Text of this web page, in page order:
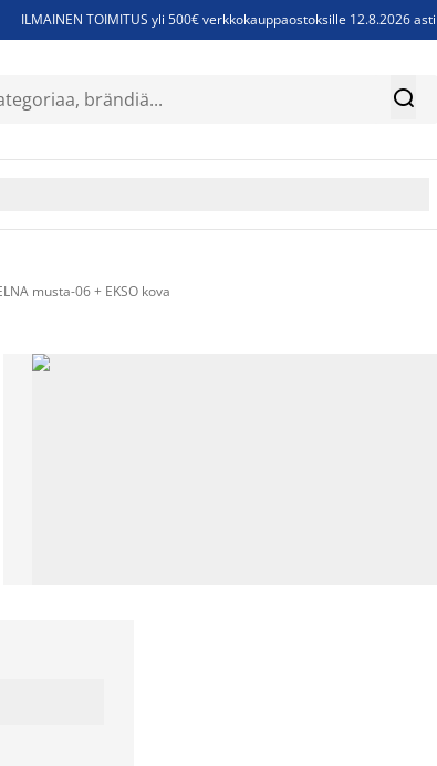
ILMAINEN TOIMITUS yli 500€ verkkokauppaostoksille 12.8.2026 asti
Sijauspatjoja - Säästä jopa 60% 
musta-06 + EKSO kova